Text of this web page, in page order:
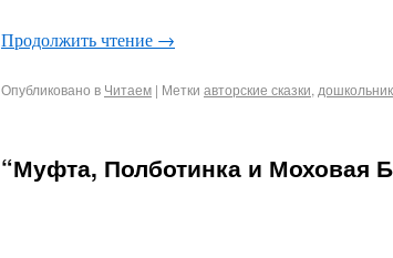
Продолжить чтение →
Опубликовано в Читаем | Метки авторские сказки,
“Муфта, Полботинка и Моховая